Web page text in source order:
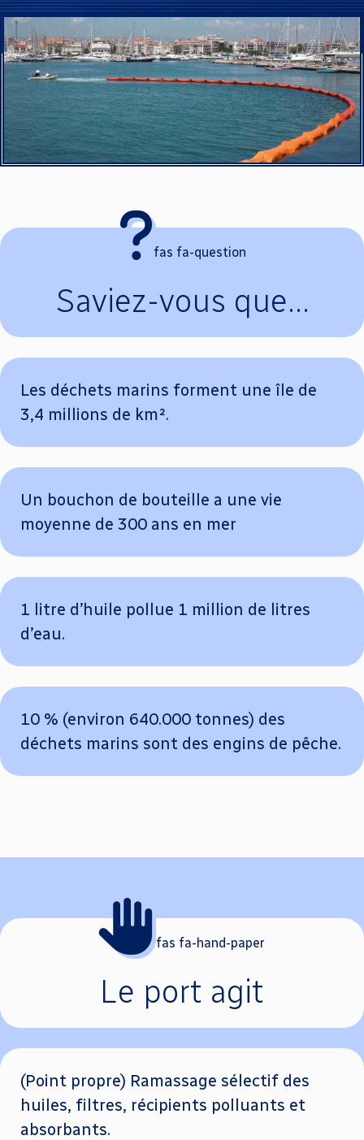
fas fa-question
Saviez-vous que...
Les déchets marins forment une île de
3,4 millions de km².
Un bouchon de bouteille a une vie
moyenne de 300 ans en mer
1 litre d’huile pollue 1 million de litres
d’eau.
10 % (environ 640.000 tonnes) des
déchets marins sont des engins de pêche.
fas fa-hand-paper
Le port agit
(Point propre) Ramassage sélectif des
huiles, filtres, récipients polluants et
absorbants.